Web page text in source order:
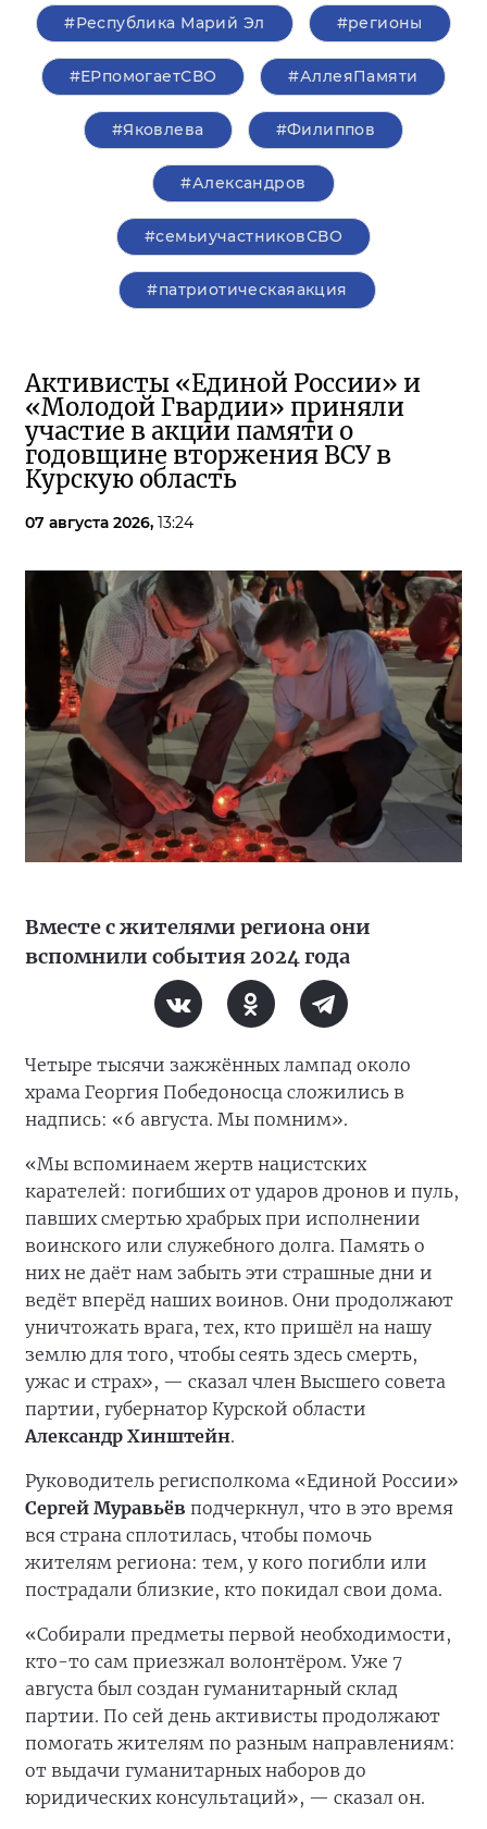
#Республика Марий Эл #регионы
#ЕРпомогаетСВО #АллеяПамяти
#Яковлева #Филиппов
#Александров
#семьиучастниковСВО
#патриотическаяакция
Активисты «Единой России» и
«Молодой Гвардии» приняли
участие в акции памяти о
годовщине вторжения ВСУ в
Курскую область
07 августа 2026, 13:24
Вместе с жителями региона они
вспомнили события 2024 года
Четыре тысячи зажжённых лампад около
храма Георгия Победоносца сложились в
надпись: «6 августа. Мы помним».
«Мы вспоминаем жертв нацистских
карателей: погибших от ударов дронов и пуль,
павших смертью храбрых при исполнении
воинского или служебного долга. Память о
них не даёт нам забыть эти страшные дни и
ведёт вперёд наших воинов. Они продолжают
уничтожать врага, тех, кто пришёл на нашу
землю для того, чтобы сеять здесь смерть,
ужас и страх», — сказал член Высшего совета
партии, губернатор Курской области
Александр Хинштейн.
Руководитель регисполкома «Единой России»
Сергей Муравьёв подчеркнул, что в это время
вся страна сплотилась, чтобы помочь
жителям региона: тем, у кого погибли или
пострадали близкие, кто покидал свои дома.
«Собирали предметы первой необходимости,
кто-то сам приезжал волонтёром. Уже 7
августа был создан гуманитарный склад
партии. По сей день активисты продолжают
помогать жителям по разным направлениям:
от выдачи гуманитарных наборов до
юридических консультаций», — сказал он.